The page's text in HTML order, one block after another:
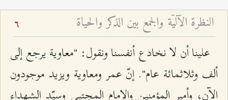
النظرة الآليّة والجمع بين الذكر والحياة 6
علينا أن لا نخادع أنفسنا ونقول: "معاوية يرجع إلى
ألف وثلاثمائة عام". إنّ عمر ومعاوية ويزيد موجودون
الآن، وأمير المؤمنين والإمام المجتبى وسيّد الشهداء